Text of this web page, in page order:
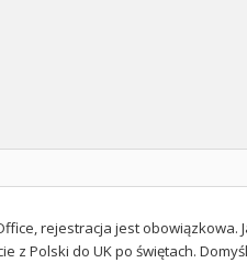
rejestracja jest obowiązkowa.
z Polski do UK po świętach.